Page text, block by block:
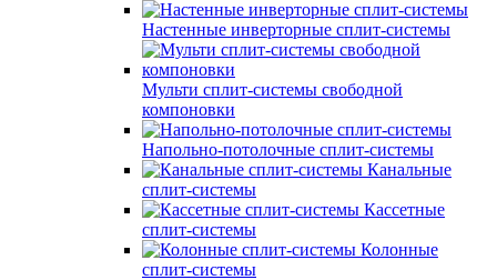
Настенные инверторные сплит-системы
Мульти сплит-системы свободной
компоновки
Напольно-потолочные сплит-системы
Канальные
сплит-системы
Кассетные
сплит-системы
Колонные
сплит-системы